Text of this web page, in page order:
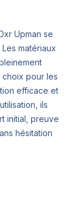
Upman se
matériaux
choix pour les
efficace et
ils
initial, preuve
hésitation